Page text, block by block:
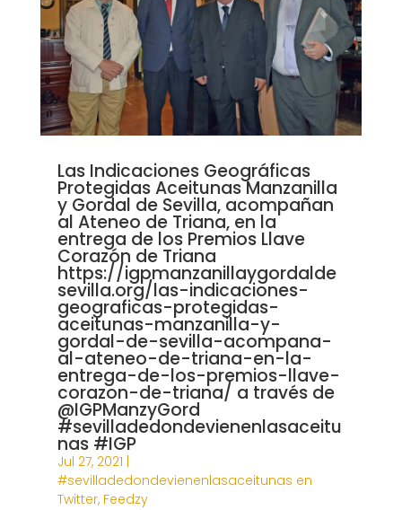
Las Indicaciones Geográficas
Protegidas Aceitunas Manzanilla
y Gordal de Sevilla, acompañan
al Ateneo de Triana, en la
entrega de los Premios Llave
Corazón de Triana
https://igpmanzanillaygordalde
sevilla.org/las-indicaciones-
geograficas-protegidas-
aceitunas-manzanilla-y-
gordal-de-sevilla-acompana-
al-ateneo-de-triana-en-la-
entrega-de-los-premios-llave-
corazon-de-triana/ a través de
@IGPManzyGord
#sevilladedondevienenlasaceitu
nas #IGP
Jul 27, 2021
#sevilladedondevienenlasaceitunas en
Twitter, Feedzy